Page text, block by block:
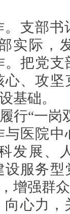
支部书
实际，
把党支
、攻
基础。
行“一岗
医院
发展、
服务型
增强群
向心力